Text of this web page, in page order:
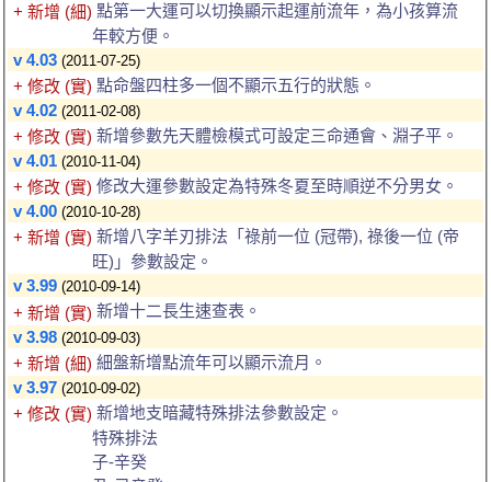
+ 新增 (細) 點第一大運可以切換顯示起運前流年，為小孩算流
年較方便。
v 4.03 (2011-07-25)
+ 修改 (實) 點命盤四柱多一個不顯示五行的狀態。
v 4.02 (2011-02-08)
+ 修改 (實) 新增參數先天體檢模式可設定三命通會、淵子平。
v 4.01 (2010-11-04)
+ 修改 (實) 修改大運參數設定為特殊冬夏至時順逆不分男女。
v 4.00 (2010-10-28)
+ 新增 (實) 新增八字羊刃排法「祿前一位 (冠帶), 祿後一位 (帝
旺)」參數設定。
v 3.99 (2010-09-14)
+ 新增 (實) 新增十二長生速查表。
v 3.98 (2010-09-03)
+ 新增 (細) 細盤新增點流年可以顯示流月。
v 3.97 (2010-09-02)
+ 修改 (實) 新增地支暗藏特殊排法參數設定。
特殊排法
子-辛癸